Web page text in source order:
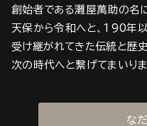
創始者である灘屋萬助の名
天保から令和へと、190年
受け継がれてきた伝統と歴史
次の時代へと繋げてまいりま
な